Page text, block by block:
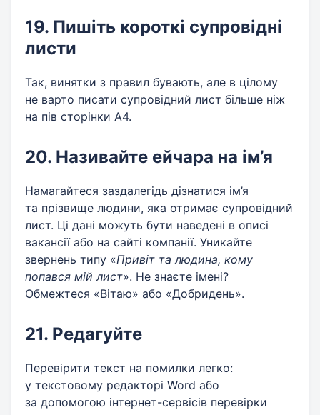
19. Пишіть короткі супровідні
листи
Так, винятки з правил бувають, але в цілому
не варто писати супровідний лист більше ніж
на пів сторінки А4.
20. Називайте ейчара на ім’я
Намагайтеся заздалегідь дізнатися ім’я
та прізвище людини, яка отримає супровідний
лист. Ці дані можуть бути наведені в описі
вакансії або на сайті компанії. Уникайте
звернень типу «Привіт та людина, кому
попався мій лист». Не знаєте імені?
Обмежтеся «Вітаю» або «Добридень».
21. Редагуйте
Перевірити текст на помилки легко:
у текстовому редакторі Word або
за допомогою інтернет-сервісів перевірки